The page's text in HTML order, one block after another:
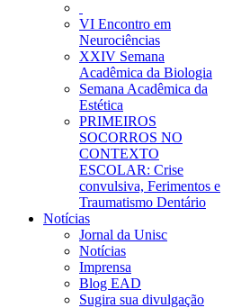
VI Encontro em
Neurociências
XXIV Semana
Acadêmica da Biologia
Semana Acadêmica da
Estética
PRIMEIROS
SOCORROS NO
CONTEXTO
ESCOLAR: Crise
convulsiva, Ferimentos e
Traumatismo Dentário
Notícias
Jornal da Unisc
Notícias
Imprensa
Blog EAD
Sugira sua divulgação